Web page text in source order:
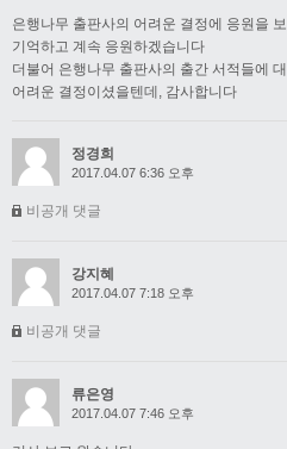
은행나무 출판사의 어려운 결정에 응원을
기억하고 계속 응원하겠습니다
더불어 은행나무 출판사의 출간 서적들에
어려운 결정이셨을텐데, 감사합니다
정경희
2017.04.07 6:36 오후
비공개 댓글
강지혜
2017.04.07 7:18 오후
비공개 댓글
류은영
2017.04.07 7:46 오후